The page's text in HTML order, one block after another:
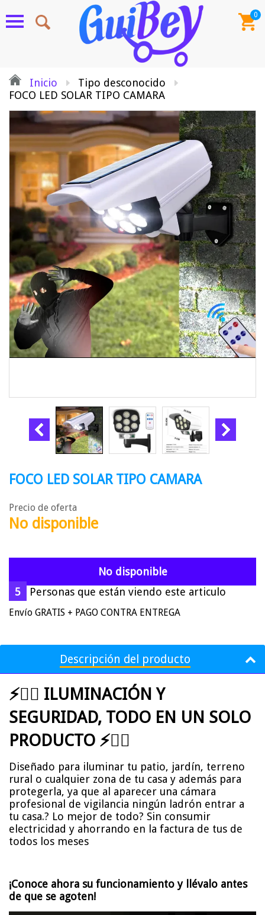
0
Inicio
Tipo desconocido
FOCO LED SOLAR TIPO CAMARA
FOCO LED SOLAR TIPO CAMARA
Precio de oferta
No disponible
No disponible
5
Personas que están viendo este articulo
Envío GRATIS + PAGO CONTRA ENTREGA
Descripción del producto
⚡👮‍♂️ ILUMINACIÓN Y
SEGURIDAD, TODO EN UN SOLO
PRODUCTO ⚡👮‍♂️
Diseñado para iluminar tu patio, jardín, terreno
rural o cualquier zona de tu casa y además para
protegerla, ya que al aparecer una cámara
profesional de vigilancia ningún ladrón entrar a
tu casa.? Lo mejor de todo? Sin consumir
electricidad y ahorrando en la factura de tus de
todos los meses
¡Conoce ahora su funcionamiento y llévalo antes
de que se agoten!